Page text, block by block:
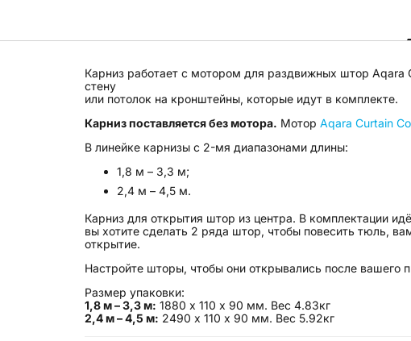
Карниз работает с мотором для раздвижных штор Aqara
стену
или потолок на кронштейны, которые идут в комплекте.
Карниз поставляется без мотора. Мотор Aqara Curtain
В линейке карнизы с 2-мя диапазонами длины:
1,8 м – 3,3 м;
2,4 м – 4,5 м.
Карниз для открытия штор из центра. В комплектации
вы хотите сделать 2 ряда штор, чтобы повесить тюль,
открытие.
Настройте шторы, чтобы они открывались после
Размер упаковки:
1,8 м – 3,3 м: 1880 х 110 х 90 мм. Вес 4.83кг
2,4 м – 4,5 м: 2490 х 110 х 90 мм. Вес 5.92кг